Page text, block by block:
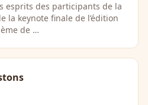
esprits des participants de la
la keynote finale de l’édition
de …